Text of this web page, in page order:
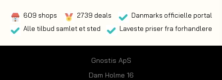
609 shops 2739 deals
Danmarks officielle portal
Alle tilbud samlet et sted
Laveste priser fra forhandlere
Gnostis ApS
Dam Holme 16